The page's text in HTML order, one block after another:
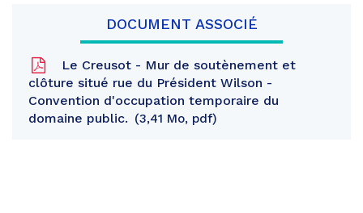
DOCUMENT ASSOCIÉ
Le Creusot - Mur de soutènement et
clôture situé rue du Président Wilson -
Convention d'occupation temporaire du
domaine public.
3,41 Mo, pdf